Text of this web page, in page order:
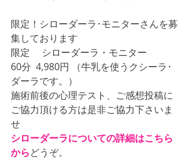
限定！シローダーラ･モニターさんを募
集しております
限定 　シローダーラ・モニター
60分  4,980円 （牛乳を使うクシーラ･
ダーラです。）
施術前後の心理テスト、ご感想投稿に
ご協力頂ける方は是非ご協力下さいま
せ
シローダーラについての詳細はこちら
からどうぞ。